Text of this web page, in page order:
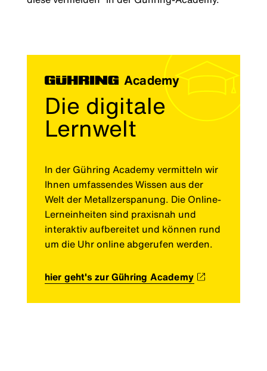
Academy
Die digitale
Lernwelt
In der Gühring Academy vermitteln wir
Ihnen umfassendes Wissen aus der
Welt der Metallzerspanung. Die Online-
Lerneinheiten sind praxisnah und
interaktiv aufbereitet und können rund
um die Uhr online abgerufen werden.
hier geht's zur Gühring Academy